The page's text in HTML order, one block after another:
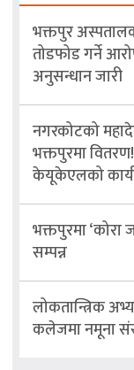
भक्तपुर
तोडफोड गर्ने
अनुसन्धान जारी
नगरकोटको
भक्तपुरमा
केयूकेएलको
भक्तपुरमा ‘कोरा
सम्पन्न
लोकतान्त्रिक
कलेजमा नमूना